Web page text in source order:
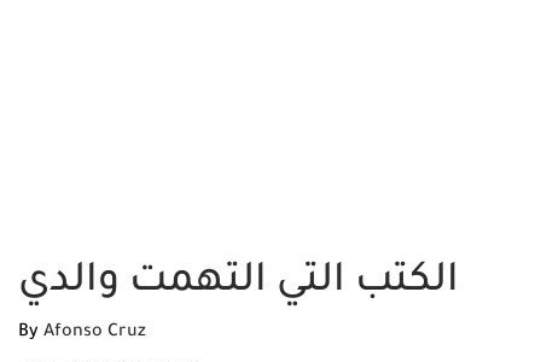
الكتب التي التهمت والدي
By Afonso Cruz